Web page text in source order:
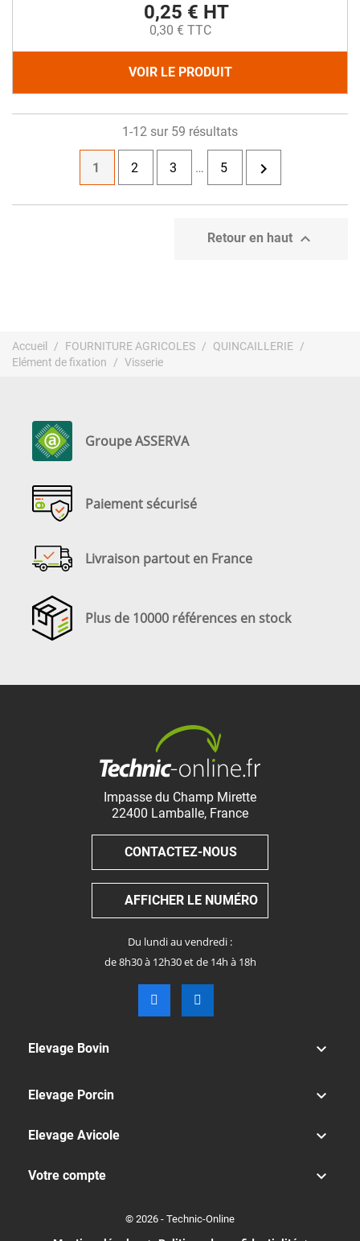
0,25 € HT
0,30 € TTC
VOIR LE PRODUIT
1-12 sur 59 résultats
1 2 3 … 5 
Retour en haut 
Accueil FOURNITURE AGRICOLES
QUINCAILLERIE
Elément de fixation
Visserie
Groupe ASSERVA
Paiement sécurisé
Livraison partout en France
Plus de 10000 références en stock
Impasse du Champ Mirette
22400 Lamballe, France
CONTACTEZ-NOUS
AFFICHER LE NUMÉRO
Du lundi au vendredi :
de 8h30 à 12h30 et de 14h à 18h
Elevage Bovin 
Elevage Porcin 
Elevage Avicole 
Votre compte 
© 2026 - Technic-Online